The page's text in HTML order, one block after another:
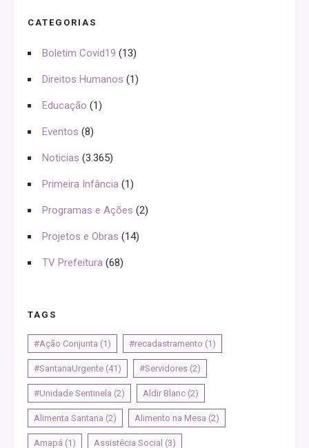
CATEGORIAS
Boletim Covid19 (13)
Direitos Humanos (1)
Educação (1)
Eventos (8)
Noticias (3.365)
Primeira Infância (1)
Programas e Ações (2)
Projetos e Obras (14)
TV Prefeitura (68)
TAGS
#Ação Conjunta (1) #recadastramento (1)
#SantanaUrgente (41) #Servidores (2)
#Unidade Sentinela (2) Aldir Blanc (2)
Alimenta Santana (2) Alimento na Mesa (2)
Amapá (1) Assistêcia Social (3)